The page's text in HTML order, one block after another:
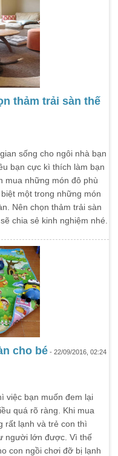
thảm trải sàn thế
sống cho ngôi nhà bạn
bạn cực kì thích làm bạn
mua những món đô phù
một trong những món
Nên chọn thảm trải sàn
chia sẻ kinh nghiệm nhé.
cho bé - 22/09/2016, 02:24
việc bạn muốn đem lại
quá rõ ràng. Khi mua
rất lạnh và trẻ con thì
người lớn được. Vì thế
con ngồi chơi đỡ bị lạnh